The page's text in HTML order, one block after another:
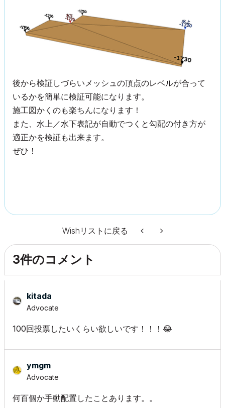
後から検証しづらいメッシュの頂点のレベルが合って
いるかを簡単に検証可能になります。
施工図かくのも楽ちんになります！
また、水上／水下表記が自動でつくと勾配の付き方が
適正かを検証も出来ます。
ぜひ！
Wishリストに戻る
3件のコメント
kitada
Advocate
100回投票したいくらい欲しいです！！！ 😂
ymgm
Advocate
何百個か手動配置したことあります。。